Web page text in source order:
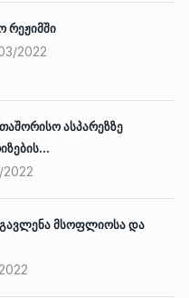
რეჟიმში
2022
ასპარეზზე
გავლენა მსოფლიოსა და